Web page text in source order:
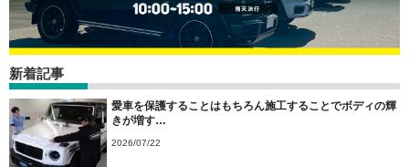
新着記事
愛車を保護することはもちろん施工することでボディの輝
きが増す…
2026/07/22